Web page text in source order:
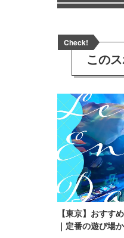
Check!
この
【東京】おすす
｜定番の遊び場